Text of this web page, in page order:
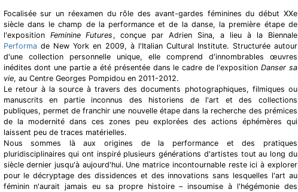
Focalisée sur un réexamen du rôle des avant-gardes féminines du début XXe
siècle dans le champ de la performance et de la danse, la première étape de
l'exposition Feminine Futures , conçue par Adrien Sina, a lieu à la Biennale
Performade New York en 2009, à l'Italian Cultural Institute. Structurée autour
d'une collection personnelle unique, elle comprend d'innombrables œuvres
inédites dont une partie a été présentée dans le cadre de l'expositionDanser sa
vie, au Centre Georges Pompidou en 2011-2012.
Le retour à la source à travers des documents photographiques, filmiques ou
manuscrits en partie inconnus des historiens de l'art et des collections
publiques, permet de franchir une nouvelle étape dans la recherche des prémices
de la modernité dans ces zones peu explorées des actions éphémères qui
laissent peu de traces matérielles.
Nous sommes là aux origines de la performance et des pratiques
pluridisciplinaires qui ont inspiré plusieurs générations d'artistes tout au long du
siècle dernier jusqu'à aujourd'hui. Une matrice incontournable reste ici à explorer
pour le décryptage des dissidences et des innovations sans lesquelles l'art au
féminin n'aurait jamais eu sa propre histoire – insoumise à l'hégémonie des